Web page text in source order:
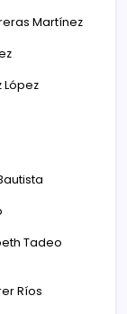
Martínez
Tadeo
Ríos